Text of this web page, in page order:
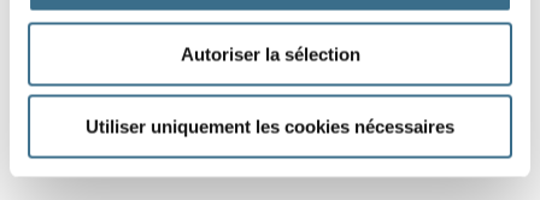
Autoriser la sélection
Utiliser uniquement les cookies nécessaires